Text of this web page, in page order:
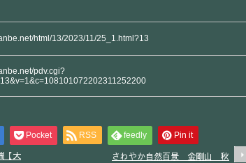
html/13/2023/11/25_1.html?13
pdv.cgi?
Pocket RSS feedly Pin it
【大
さわやか自然百景 金剛山 秋